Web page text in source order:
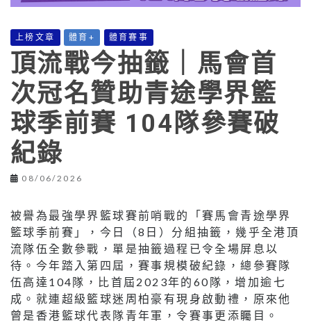
上榜文章 體育+ 體育賽事
頂流戰今抽籤｜馬會首
次冠名贊助青途學界籃
球季前賽 104隊參賽破
紀錄
08/06/2026
被譽為最強學界籃球賽前哨戰的「賽馬會青途學界
籃球季前賽」，今日（8日）分組抽籤，幾乎全港頂
流隊伍全數參戰，單是抽籤過程已令全場屏息以
待。今年踏入第四屆，賽事規模破紀錄，總參賽隊
伍高達104隊，比首屆2023年的60隊，增加逾七
成。就連超級籃球迷周柏豪有現身啟動禮，原來他
曾是香港籃球代表隊青年軍，令賽事更添矚目。